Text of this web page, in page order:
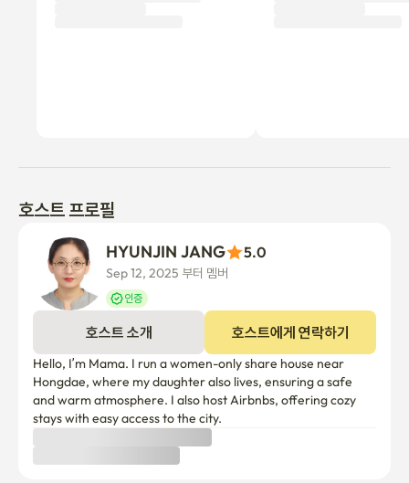
니다.
7. 청결 및 쓰레기 처리
사용한 식기와 주방은 간단히 정리해 주세요.
쓰레기 분리배출은 숙소 내 안내에 따라 부탁드립니다.
외출 시에는 출입문을 꼭 잠가 주세요.
게스트 외에 출입을 금합니다.
화기 사용 시 각별히 주의해 주시기 바랍니다.
호스트 프로필
HYUNJIN JANG 5.0
Sep 12, 2025 부터 멤버
인증
호스트 소개 호스트에게 연락하기
Hello, I’m Mama. I run a women-only share house near
Hongdae, where my daughter also lives, ensuring a safe
and warm atmosphere. I also host Airbnbs, offering cozy
stays with easy access to the city.